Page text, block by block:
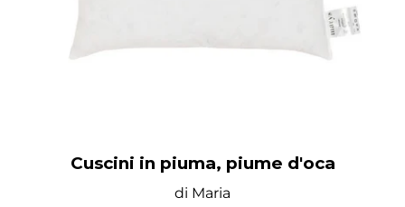
Cuscini in piuma, piume d'oca
di Maria